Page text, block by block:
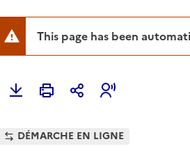
This page has been
DÉMARCHE EN LIGNE